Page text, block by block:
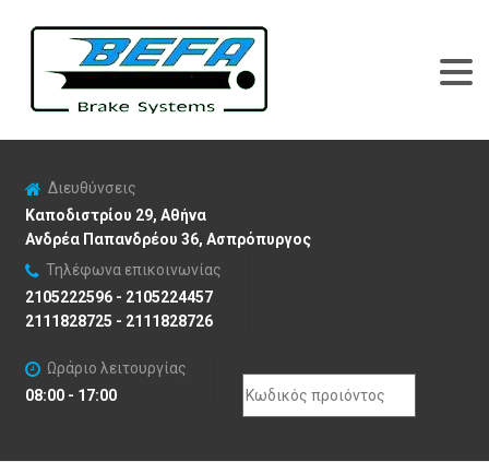
Διευθύνσεις
Καποδιστρίου 29, Αθήνα
Ανδρέα Παπανδρέου 36, Ασπρόπυργος
Τηλέφωνα επικοινωνίας
2105222596 - 2105224457
2111828725 - 2111828726
Ωράριο λειτουργίας
08:00 - 17:00
Search
for: